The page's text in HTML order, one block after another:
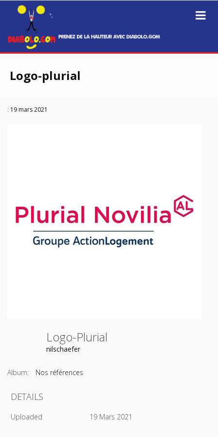
Passer
contenu
Diabolo.GOM
Logo-plurial
: 19 mars 2021
Logo-Plurial
nilschaefer
Album: Nos références
DETAILS
Uploaded 19 Mars 2021